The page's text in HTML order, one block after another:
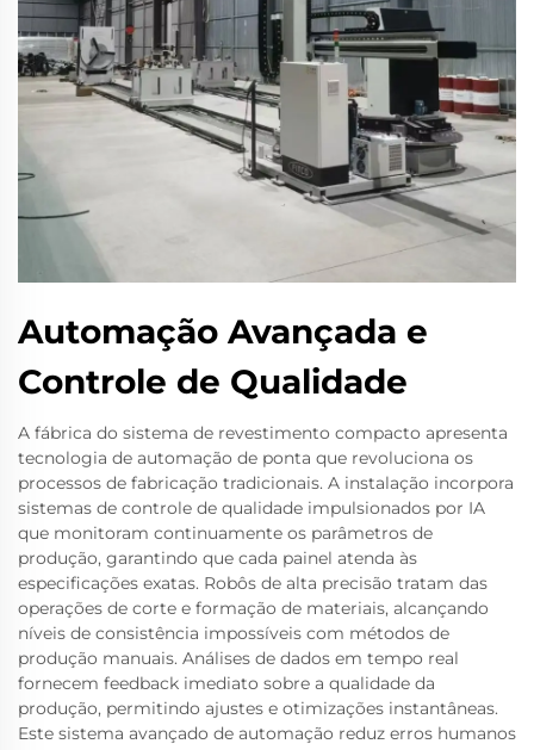
Automação Avançada e
Controle de Qualidade
A fábrica do sistema de revestimento compacto apresenta
tecnologia de automação de ponta que revoluciona os
processos de fabricação tradicionais. A instalação incorpora
sistemas de controle de qualidade impulsionados por IA
que monitoram continuamente os parâmetros de
produção, garantindo que cada painel atenda às
especificações exatas. Robôs de alta precisão tratam das
operações de corte e formação de materiais, alcançando
níveis de consistência impossíveis com métodos de
produção manuais. Análises de dados em tempo real
fornecem feedback imediato sobre a qualidade da
produção, permitindo ajustes e otimizações instantâneas.
Este sistema avançado de automação reduz erros humanos